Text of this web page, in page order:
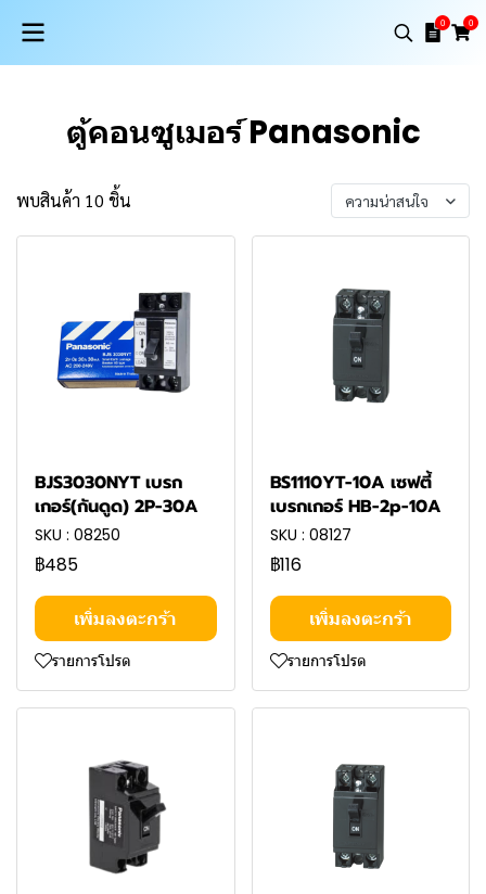
0 0
ตู้คอนซูเมอร์ Panasonic
พบสินค้า 10 ชิ้น ความน่าสนใจ
BJS3030NYT เบรก
เกอร์(กันดูด) 2P-30A
SKU : 08250
฿485
เพิ่มลงตะกร้า
รายการโปรด
BS1110YT-10A เซฟตี้
เบรกเกอร์ HB-2p-10A
SKU : 08127
฿116
เพิ่มลงตะกร้า
รายการโปรด